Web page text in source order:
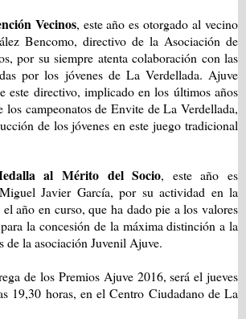
Vecinos, este año es otorgado al vecino
Bencomo, directivo de la Asociación de
por su siempre atenta colaboración con las
por los jóvenes de La Verdellada. Ajuve
este directivo, implicado en los últimos años
los campeonatos de Envite de La Verdellada,
de los jóvenes en este juego tradicional
al Mérito del Socio, este año es
Javier García, por su actividad en la
año en curso, que ha dado pie a los valores
la concesión de la máxima distinción a la
dela asociación Juvenil Ajuve.
de los Premios Ajuve 2016, será el jueves
19,30 horas, en el Centro Ciudadano de La